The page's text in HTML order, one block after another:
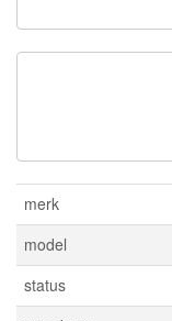
merk
model
status